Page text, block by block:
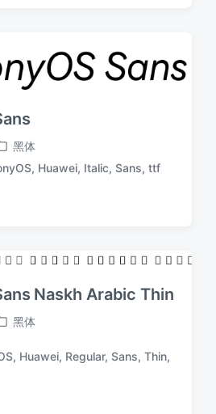
黑体
, Huawei, Italic, Sans, ttf
Naskh Arabic Thin
黑体
, Huawei, Regular, Sans, Thin,